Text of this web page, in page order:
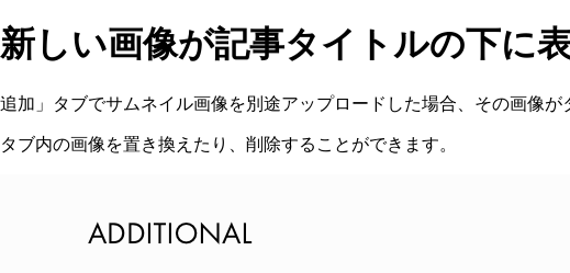
新しい画像が記事タイトルの下に
追加」タブでサムネイル画像を別途アップロードした場合、その画像が
タブ内の画像を置き換えたり、削除することができます。